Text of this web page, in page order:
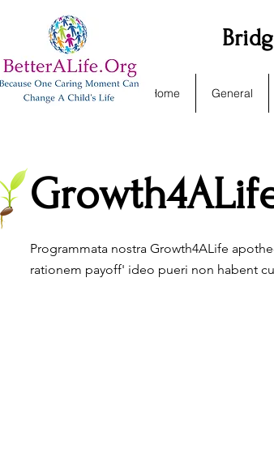
Home General
Programmata nostra Growth4ALife
rationem payoff' ideo pueri non habent